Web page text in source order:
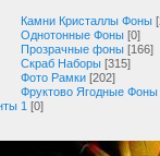
Камни Кристаллы Фоны
Однотонные Фоны [0]
Прозрачные фоны [166]
Скраб Наборы [315]
Фото Рамки [202]
Фруктово Ягодные Фоны
1 [0]